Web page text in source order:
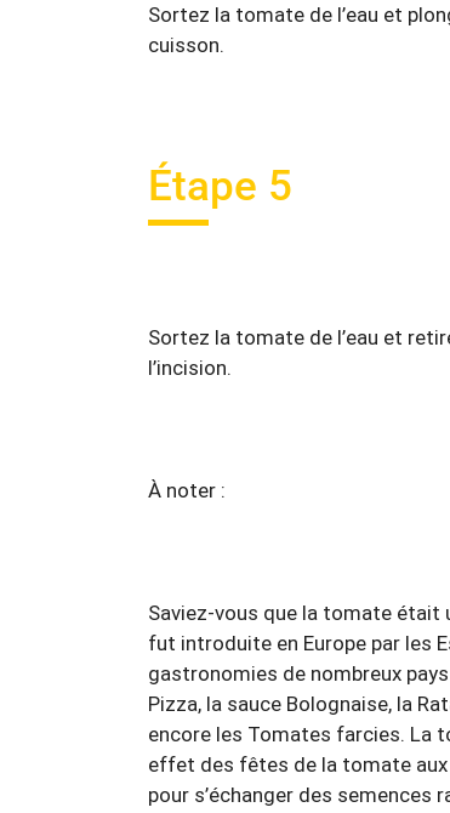
Sortez la tomate de l’eau et
cuisson.
Étape 5
Sortez la tomate de l’eau et
l’incision.
À noter :
Saviez-vous que la tomate était
fut introduite en Europe par les
gastronomies de nombreux
Pizza, la sauce Bolognaise, la
encore les Tomates farcies. La
effet des fêtes de la tomate aux
pour s’échanger des semences